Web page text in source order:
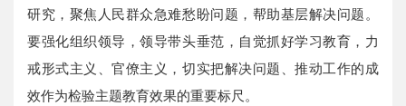
研究，聚焦人民群众急难愁盼问题，帮助基层解决问题。
要强化组织领导，领导带头垂范，自觉抓好学习教育，力
戒形式主义、官僚主义，切实把解决问题、推动工作的成
效作为检验主题教育效果的重要标尺。